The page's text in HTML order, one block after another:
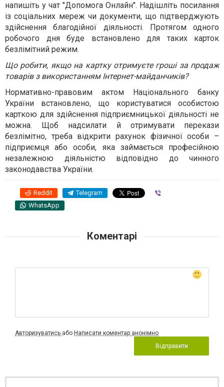
напишіть у чат "Допомога Онлайн". Надішліть посилання
із соціальних мереж чи документи, що підтверджують
здійснення благодійної діяльності. Протягом одного
робочого дня буде встановлено для таких карток
безлімітний режим.
Що робити, якщо на картку отримуєте гроші за продаж
товарів з використанням Інтернет-майданчиків?
Нормативно-правовим актом Національного банку
України встановлено, що користуватися особистою
карткою для здійснення підприємницької діяльності не
можна. Щоб надсилати й отримувати перекази
безлімітно, треба відкрити рахунок фізичної особи –
підприємця або особи, яка займається професійною
незалежною діяльністю відповідно до чинного
законодавства України.
Reddit Telegram
WhatsApp
Коментарі
Авторизуватись або Написати коментар анонімно
Відправити